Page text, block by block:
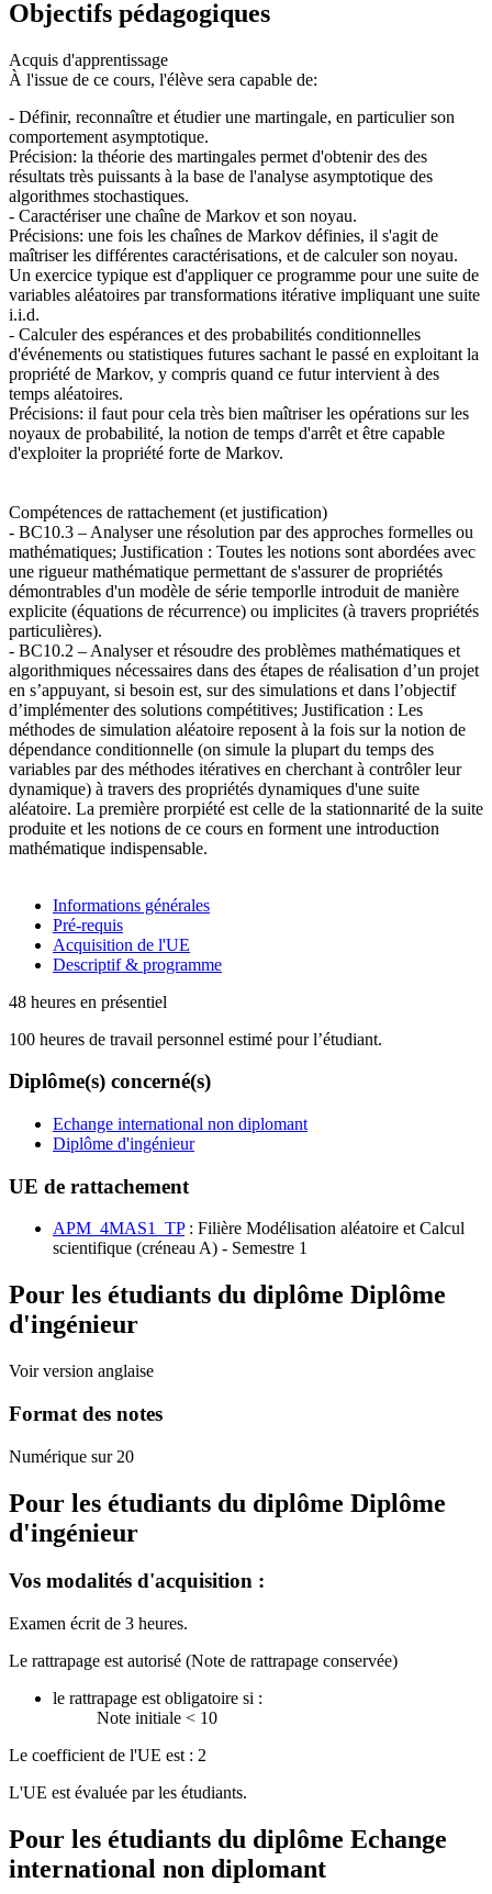
Objectifs pédagogiques
Acquis d'apprentissage
À l'issue de ce cours, l'élève sera capable de:
- Définir, reconnaître et étudier une martingale, en particulier son
comportement asymptotique.
Précision: la théorie des martingales permet d'obtenir des des
résultats très puissants à la base de l'analyse asymptotique des
algorithmes stochastiques.
- Caractériser une chaîne de Markov et son noyau.
Précisions: une fois les chaînes de Markov définies, il s'agit de
maîtriser les différentes caractérisations, et de calculer son noyau.
Un exercice typique est d'appliquer ce programme pour une suite de
variables aléatoires par transformations itérative impliquant une suite
i.i.d.
- Calculer des espérances et des probabilités conditionnelles
d'événements ou statistiques futures sachant le passé en exploitant la
propriété de Markov, y compris quand ce futur intervient à des
temps aléatoires.
Précisions: il faut pour cela très bien maîtriser les opérations sur les
noyaux de probabilité, la notion de temps d'arrêt et être capable
d'exploiter la propriété forte de Markov.
Compétences de rattachement (et justification)
- BC10.3 – Analyser une résolution par des approches formelles ou
mathématiques; Justification : Toutes les notions sont abordées avec
une rigueur mathématique permettant de s'assurer de propriétés
démontrables d'un modèle de série temporlle introduit de manière
explicite (équations de récurrence) ou implicites (à travers propriétés
particulières).
- BC10.2 – Analyser et résoudre des problèmes mathématiques et
algorithmiques nécessaires dans des étapes de réalisation d’un projet
en s’appuyant, si besoin est, sur des simulations et dans l’objectif
d’implémenter des solutions compétitives; Justification : Les
méthodes de simulation aléatoire reposent à la fois sur la notion de
dépendance conditionnelle (on simule la plupart du temps des
variables par des méthodes itératives en cherchant à contrôler leur
dynamique) à travers des propriétés dynamiques d'une suite
aléatoire. La première prorpiété est celle de la stationnarité de la suite
produite et les notions de ce cours en forment une introduction
mathématique indispensable.
Informations générales
Pré-requis
Acquisition de l'UE
Descriptif & programme
48 heures en présentiel
100 heures de travail personnel estimé pour l’étudiant.
Diplôme(s) concerné(s)
Echange international non diplomant
Diplôme d'ingénieur
UE de rattachement
APM_4MAS1_TP: Filière Modélisation aléatoire et Calcul
scientifique (créneau A) - Semestre 1
Pour les étudiants du diplôme Diplôme
d'ingénieur
Voir version anglaise
Format des notes
Numérique sur 20
Pour les étudiants du diplôme Diplôme
d'ingénieur
Vos modalités d'acquisition :
Examen écrit de 3 heures.
Le rattrapage est autorisé (Note de rattrapage conservée)
le rattrapage est obligatoire si :
Note initiale < 10
Le coefficient de l'UE est : 2
L'UE est évaluée par les étudiants.
Pour les étudiants du diplôme Echange
international non diplomant